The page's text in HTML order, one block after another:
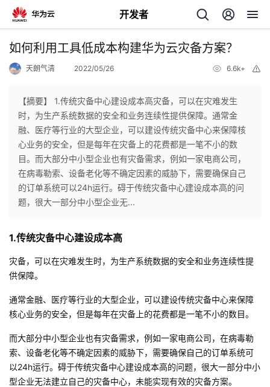
开发者
返
个
人
主
页
我
的
开
发
我
的
博
我
的
我
如何利用工具低成本构建华为云灾备方案？
天朗气清 2022/05/26 6.6k+
【摘要】 1.传统灾备中心建设成本高灾备，可以在灾难发生
时，为生产系统数据的安全和业务连续性提供保障。通常金
融、医疗等行业的大型企业，可以建设传统灾备中心来保障核
心业务的安全，但是每年在灾备上的花费都是一笔不小的数
目。而大部分中小型企业也有灾备需求，例如一家电商公司，
在病毒勒索、设备老化等不确定因素的威胁下，需要确保自己
的订单系统可以24h运行。碍于传统灾备中心建设成本高的问
题，很大一部分中小型企业无...
1.传统灾备中心建设成本高
灾备，可以在灾难发生时，为生产系统数据的安全和业务连续性提
供保障。
通常金融、医疗等行业的大型企业，可以建设传统灾备中心来保障
核心业务的安全，但是每年在灾备上的花费都是一笔不小的数目。
而大部分中小型企业也有灾备需求，例如一家电商公司，在病毒勒
索、设备老化等不确定因素的威胁下，需要确保自己的订单系统可
以24h运行。碍于传统灾备中心建设成本高的问题，很大一部分中小
型企业无法建立自己的灾备中心，未能实现有效的灾备方案。